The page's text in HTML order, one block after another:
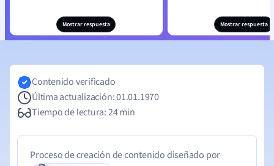
Mostrar respuesta Mostrar respuesta
Contenido verificado
Última actualización: 01.01.1970
Tiempo de lectura: 24 min
Proceso de creación de contenido diseñado por